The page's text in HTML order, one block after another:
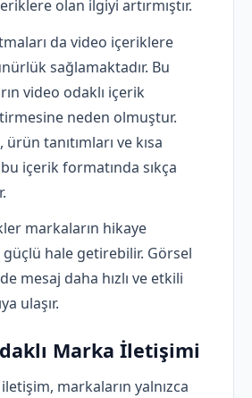
olan ilgiyi artırmıştır.
da video içeriklere
sağlamaktadır. Bu
video odaklı içerik
neden olmuştur.
tanıtımları ve kısa
içerik formatında sıkça
markaların hikaye
güçlü hale getirebilir. Görsel
mesaj daha hızlı ve etkili
ulaşır.
Marka İletişimi
markaların yalnızca